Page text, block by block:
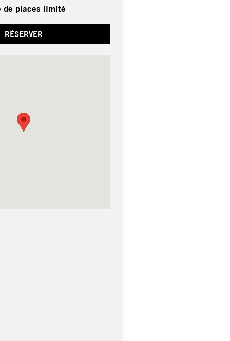
de places limité
RÉSERVER